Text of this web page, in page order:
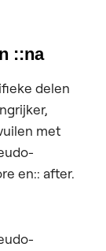
::na
delen
met
en:: after.